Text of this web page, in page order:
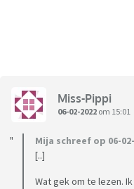
Miss-Pippi
06-02-2022 om 15:01
Mija schreef op 06-
[..]
Wat gek om te lezen.